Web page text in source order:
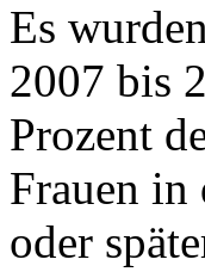
Es
2007 bis
Prozent
Frauen in
oder